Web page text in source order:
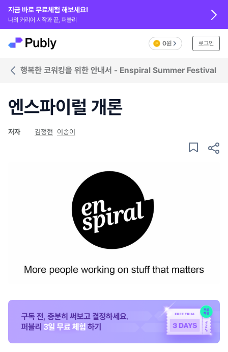
지금 바로 무료체험 해보세요!
나의 커리어 시작과 끝, 퍼블리
0원 로그인
행복한 코워킹을 위한 안내서 - Enspiral Summer Festival
엔스파이럴 개론
저자 김정현 이송이